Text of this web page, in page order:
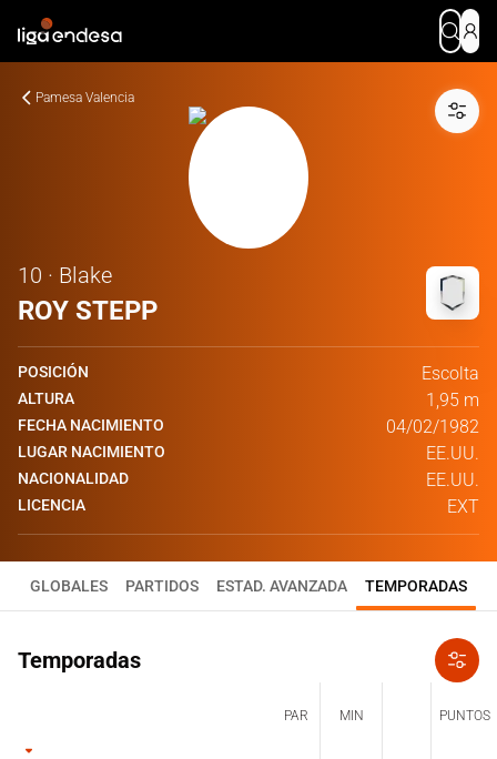
Pamesa Valencia
10 · Blake
ROY STEPP
POSICIÓN Escolta
ALTURA 1,95 m
FECHA NACIMIENTO 04/02/1982
LUGAR NACIMIENTO EE.UU.
NACIONALIDAD EE.UU.
LICENCIA EXT
GLOBALES PARTIDOS ESTAD. AVANZADA TEMPORADAS
Temporadas
PAR MIN PUNTOS